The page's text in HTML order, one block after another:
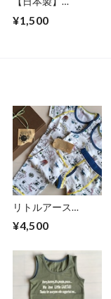
ーパンツ3枚SET
¥1,500
リトルアース
LittleEARTHギフト
セット(BOX付) 海
made in Japan Sサイ
ズ(90~100）
¥4,500